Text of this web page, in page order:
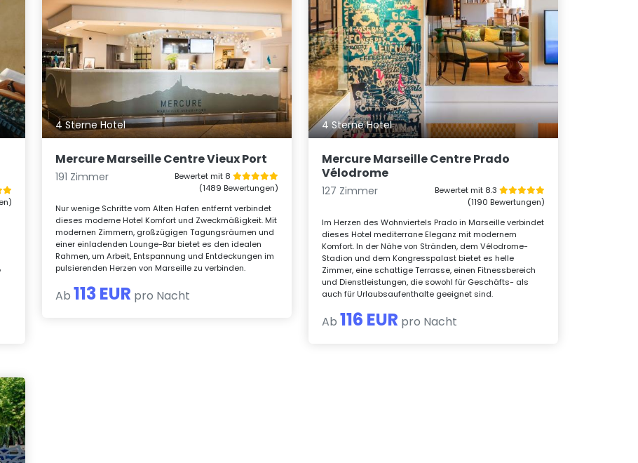
4 Sterne Hotel
Mercure Marseille Centre Vieux Port
191 Zimmer
Bewertet mit 8
(1489 Bewertungen)
Nur wenige Schritte vom Alten Hafen entfernt verbindet
dieses moderne Hotel Komfort und Zweckmäßigkeit. Mit
modernen Zimmern, großzügigen Tagungsräumen und
einer einladenden Lounge-Bar bietet es den idealen
Rahmen, um Arbeit, Entspannung und Entdeckungen im
pulsierenden Herzen von Marseille zu verbinden.
Ab 113 EUR pro Nacht
4 Sterne Hotel
Mercure Marseille Centre Prado
Vélodrome
127 Zimmer
Bewertet mit 8.3
(1190 Bewertungen)
Im Herzen des Wohnviertels Prado in Marseille verbindet
dieses Hotel mediterrane Eleganz mit modernem
Komfort. In der Nähe von Stränden, dem Vélodrome-
Stadion und dem Kongresspalast bietet es helle
Zimmer, eine schattige Terrasse, einen Fitnessbereich
und Dienstleistungen, die sowohl für Geschäfts- als
auch für Urlaubsaufenthalte geeignet sind.
Ab 116 EUR pro Nacht